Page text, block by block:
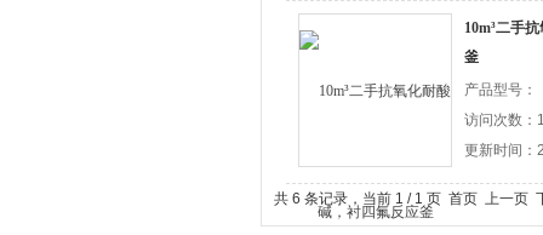
10m³二手
釜
产品型号：
访问次数：
更新时间：
共 6 条记录，当前 1 / 1 页 首页 上一页